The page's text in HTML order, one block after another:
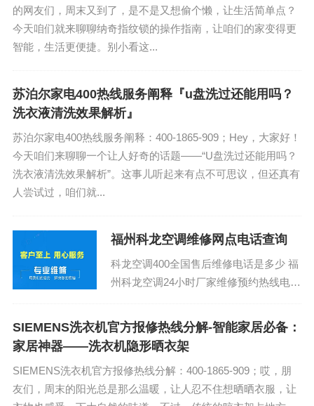
的网友们，周末又到了，是不是又想偷个懒，让生活简单点？
今天咱们就来聊聊纳奇指纹锁的操作指南，让咱们的家变得更
智能，生活更便捷。别小看这...
苏泊尔家电400热线服务阐释『u盘洗过还能用吗？
洗衣液清洗效果解析』
苏泊尔家电400热线服务阐释：400-1865-909；Hey，大家好！
今天咱们来聊聊一个让人好奇的话题——“U盘洗过还能用吗？
洗衣液清洗效果解析”。这事儿听起来有点不可思议，但还真有
人尝试过，咱们就...
福州科龙空调维修网点电话查询
科龙空调400全国售后维修电话是多少 福
州科龙空调24小时厂家维修预约热线电
打）...
SIEMENS洗衣机官方报修热线分解-智能家居必备：
家居神器——洗衣机隐形晒衣架
SIEMENS洗衣机官方报修热线分解：400-1865-909；哎，朋
友们，周末的阳光总是那么温暖，让人忍不住想晒晒衣服，让